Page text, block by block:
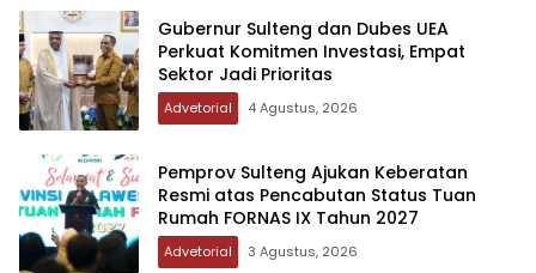
Gubernur Sulteng dan Dubes UEA
Perkuat Komitmen Investasi, Empat
Sektor Jadi Prioritas
Advetorial 4 Agustus, 2026
Pemprov Sulteng Ajukan Keberatan
Resmi atas Pencabutan Status Tuan
Rumah FORNAS IX Tahun 2027
Advetorial 3 Agustus, 2026